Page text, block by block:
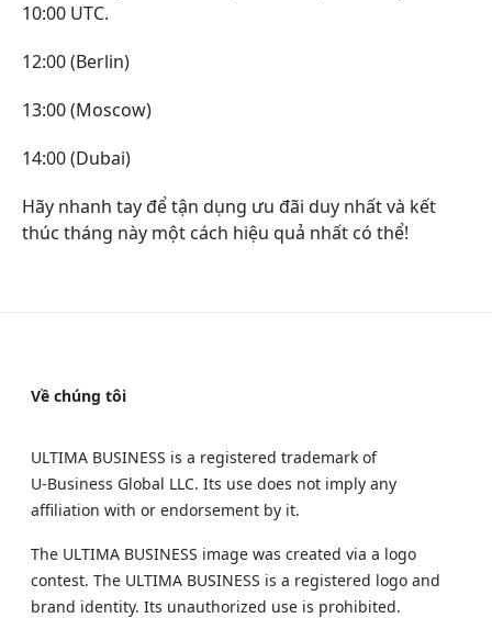
10:00 UTC.
12:00 (Berlin)
13:00 (Moscow)
14:00 (Dubai)
Hãy nhanh tay để tận dụng ưu đãi duy nhất và kết
thúc tháng này một cách hiệu quả nhất có thể!
Về chúng tôi
ULTIMA BUSINESS is a registered trademark of
U‑Business Global LLC. Its use does not imply any
affiliation with or endorsement by it.
The ULTIMA BUSINESS image was created via a logo
contest. The ULTIMA BUSINESS is a registered logo and
brand identity. Its unauthorized use is prohibited.